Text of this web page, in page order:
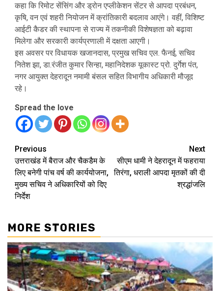
कहा कि रिमोट सेंसिंग और ड्रोन एप्लीकेशन सेंटर से आपदा प्रबंधन,
कृषि, वन एवं शहरी नियोजन में क्रांतिकारी बदलाव आएंगे। वहीं, विशिष्ट
आईटी कैडर की स्थापना से राज्य में तकनीकी विशेषज्ञता को बढ़ावा
मिलेगा और सरकारी कार्यप्रणाली में दक्षता आएगी।
इस अवसर पर विधायक खजानदास, प्रमुख सचिव एल. फैनई, सचिव
नितेश झा, डा.रंजीत कुमार सिन्हा, महानिदेशक यूकास्ट प्रो. दुर्गेश पंत,
नगर आयुक्त देहरादून नमामी बंसल सहित विभागीय अधिकारी मौजूद
रहे।
Spread the love
Continue
Reading
Previous
उत्तराखंड में बैराज और चैकडैम के
लिए बनेगी पांच वर्ष की कार्ययोजना,
मुख्य सचिव ने अधिकारियों को दिए
निर्देश
Next
सीएम धामी ने देहरादून में फहराया
तिरंगा, धराली आपदा मृतकों की दी
श्रद्धांजलि
MORE STORIES